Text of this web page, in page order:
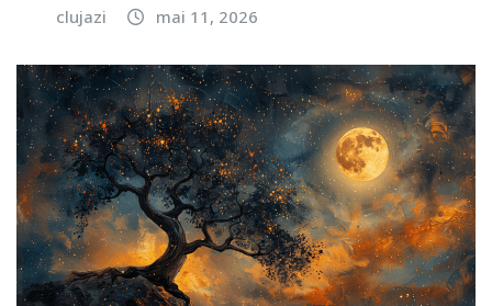
clujazi mai 11, 2026